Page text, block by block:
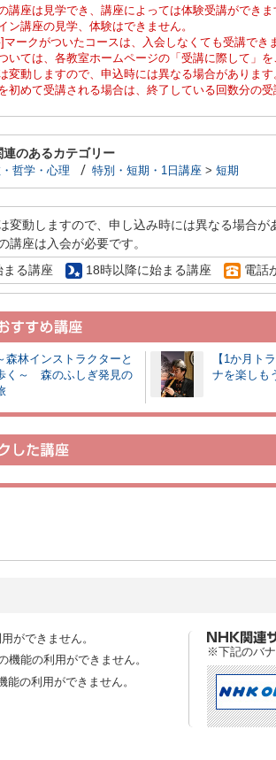
講座は見学でき、講座によっては体験受講ができ
ン講座の見学、体験はできません。
]マークがついたコースは、入会しなくても受講でき
いては、各教室ホームページの「受講に際して」を
変動しますので、申込時には異なる場合があります
初めて受講される場合は、終了している回数分の受
連のあるカテゴリー
哲学・心理 特別・短期・1日講座 > 短期
変動しますので、申し込み時には異なる場合が
講座は入会が必要です。
まる講座
18時以降に始まる講座 電話
森林インストラクターと
く～ 森のふしぎ発見の
【1か月ト
ナを楽しも
ができません。
機能の利用ができません。
の利用ができません。
※下記のバナ